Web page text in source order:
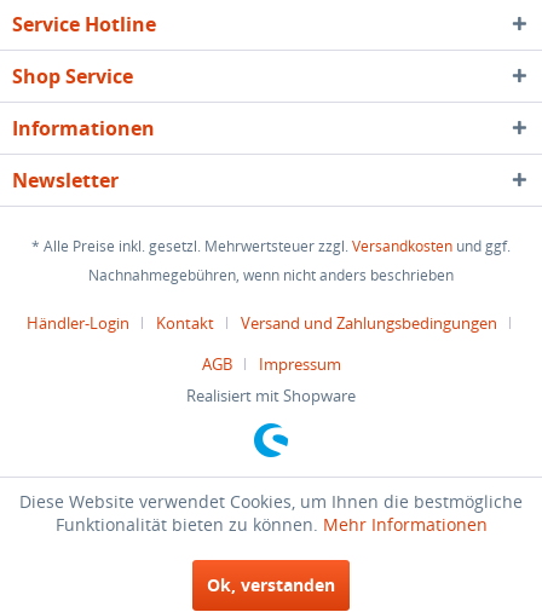
Service Hotline
Shop Service
Informationen
Newsletter
* Alle Preise inkl. gesetzl. Mehrwertsteuer zzgl.Versandkosten und ggf.
Nachnahmegebühren, wenn nicht anders beschrieben
Händler-Login Kontakt
Versand und Zahlungsbedingungen
AGB
Impressum
Realisiert mit Shopware
Diese Website verwendet Cookies, um Ihnen die bestmögliche
Funktionalität bieten zu können. Mehr Informationen
Ok, verstanden